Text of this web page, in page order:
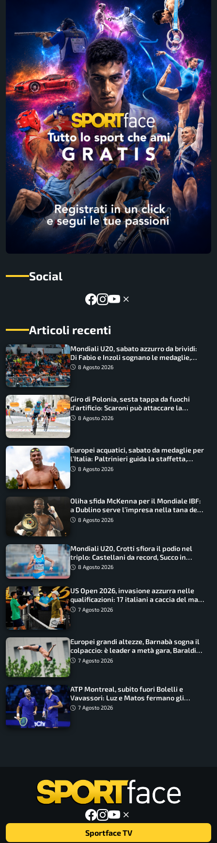
Social
Articoli recenti
Mondiali U20, sabato azzurro da brividi:
Di Fabio e Inzoli sognano le medaglie,
Castellani e Succo in finale
8 Agosto 2026
Giro di Polonia, sesta tappa da fuochi
d’artificio: Scaroni può attaccare la
maglia di Lemmen
8 Agosto 2026
Europei acquatici, sabato da medaglie per
l’Italia: Paltrinieri guida la staffetta,
Barnabà sogna l’oro dalle grandi altezze
8 Agosto 2026
Oliha sfida McKenna per il Mondiale IBF:
a Dublino serve l’impresa nella tana del
lupo8 Agosto 2026
Mondiali U20, Crotti sfiora il podio nel
triplo: Castellani da record, Succo in
finale
8 Agosto 2026
US Open 2026, invasione azzurra nelle
qualificazioni: 17 italiani a caccia del main
draw7 Agosto 2026
Europei grandi altezze, Barnabà sogna il
colpaccio: è leader a metà gara, Baraldi
ancora in corsa
7 Agosto 2026
ATP Montreal, subito fuori Bolelli e
Vavassori: Luz e Matos fermano gli
azzurri
7 Agosto 2026
Sportface TV